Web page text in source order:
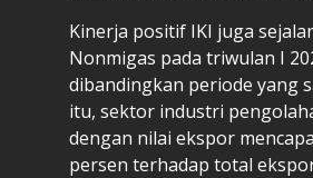
Kinerja positif IKI juga
Nonmigas pada triwulan I
dibandingkan periode yang
itu, sektor industri
dengan nilai ekspor
persen terhadap total